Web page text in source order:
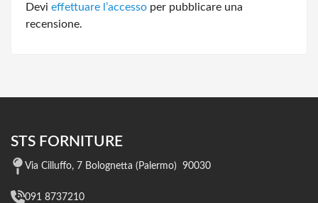
Devi effettuare l’accesso per pubblicare una
recensione.
STS FORNITURE
Via Cilluffo, 7 Bolognetta (Palermo) 90030
091 8737210